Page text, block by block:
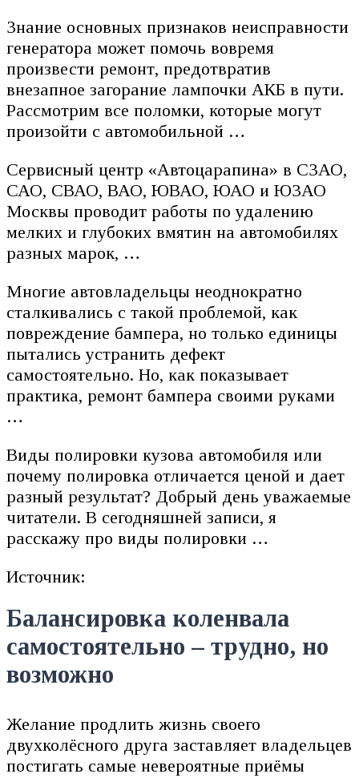
Знание основных признаков неисправности
генератора может помочь вовремя
произвести ремонт, предотвратив
внезапное загорание лампочки АКБ в пути.
Рассмотрим все поломки, которые могут
произойти с автомобильной …
Сервисный центр «Автоцарапина» в СЗАО,
САО, СВАО, ВАО, ЮВАО, ЮАО и ЮЗАО
Москвы проводит работы по удалению
мелких и глубоких вмятин на автомобилях
разных марок, …
Многие автовладельцы неоднократно
сталкивались с такой проблемой, как
повреждение бампера, но только единицы
пытались устранить дефект
самостоятельно. Но, как показывает
практика, ремонт бампера своими руками
…
Виды полировки кузова автомобиля или
почему полировка отличается ценой и дает
разный результат? Добрый день уважаемые
читатели. В сегодняшней записи, я
расскажу про виды полировки …
Источник:
Балансировка коленвала
самостоятельно – трудно, но
возможно
Желание продлить жизнь своего
двухколёсного друга заставляет владельцев
постигать самые невероятные приёмы